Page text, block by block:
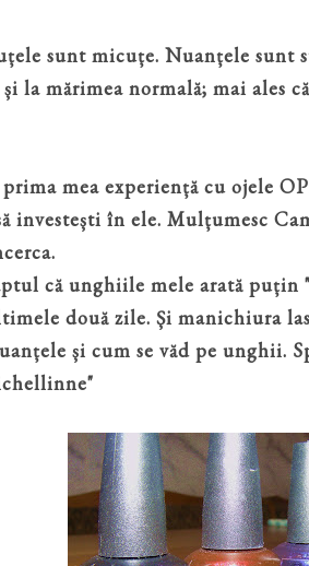
sunt micuțe. Nuanțele sunt
la mărimea normală; mai ales
mea experiență cu ojele
investești în ele. Mulțumesc
că unghiile mele arată puțin
două zile. Și manichiura
și cum se văd pe unghii.